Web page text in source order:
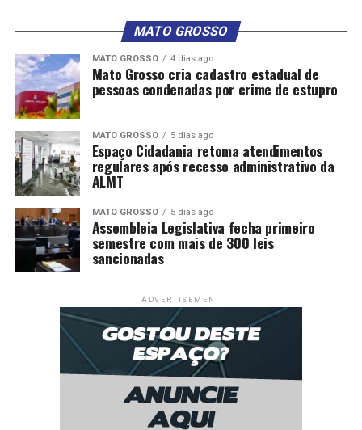
MATO GROSSO
MATO GROSSO 4 dias ago
Mato Grosso cria cadastro estadual de
pessoas condenadas por crime de estupro
MATO GROSSO 5 dias ago
Espaço Cidadania retoma atendimentos
regulares após recesso administrativo da
ALMT
MATO GROSSO 5 dias ago
Assembleia Legislativa fecha primeiro
semestre com mais de 300 leis
sancionadas
ADVERTISEMENT